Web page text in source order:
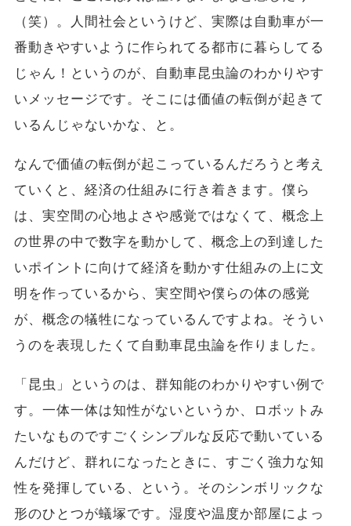
（笑）。人間社会というけど、実際は自動車が一
番動きやすいように作られてる都市に暮らしてる
じゃん！というのが、自動車昆虫論のわかりやす
いメッセージです。そこには価値の転倒が起きて
いるんじゃないかな、と。
なんで価値の転倒が起こっているんだろうと考え
ていくと、経済の仕組みに行き着きます。僕ら
は、実空間の心地よさや感覚ではなくて、概念上
の世界の中で数字を動かして、概念上の到達した
いポイントに向けて経済を動かす仕組みの上に文
明を作っているから、実空間や僕らの体の感覚
が、概念の犠牲になっているんですよね。そうい
うのを表現したくて自動車昆虫論を作りました。
「昆虫」というのは、群知能のわかりやすい例で
す。一体一体は知性がないというか、ロボットみ
たいなものですごくシンプルな反応で動いている
んだけど、群れになったときに、すごく強力な知
性を発揮している、という。そのシンボリックな
形のひとつが蟻塚です。湿度や温度か部屋によっ